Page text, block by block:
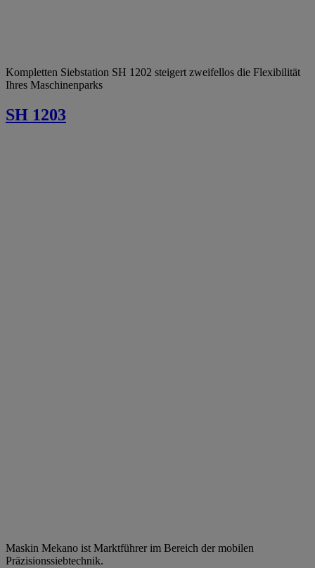
Kompletten Siebstation SH 1202 steigert zweifellos die Flexibilität
Ihres Maschinenparks
SH 1203
Maskin Mekano ist Marktführer im Bereich der mobilen
Präzisionssiebtechnik.